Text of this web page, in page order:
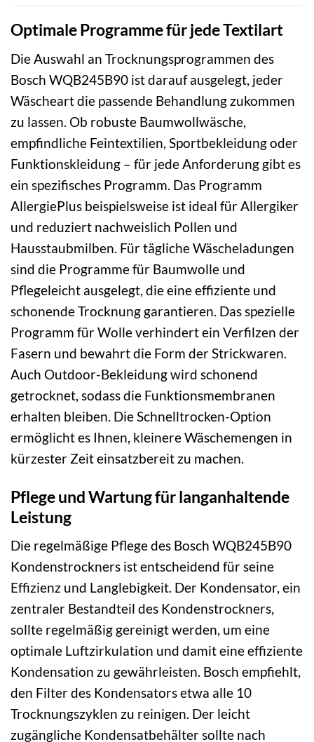
Optimale Programme für jede Textilart
Die Auswahl an Trocknungsprogrammen des
Bosch WQB245B90 ist darauf ausgelegt, jeder
Wäscheart die passende Behandlung zukommen
zu lassen. Ob robuste Baumwollwäsche,
empfindliche Feintextilien, Sportbekleidung oder
Funktionskleidung – für jede Anforderung gibt es
ein spezifisches Programm. Das Programm
AllergiePlus beispielsweise ist ideal für Allergiker
und reduziert nachweislich Pollen und
Hausstaubmilben. Für tägliche Wäscheladungen
sind die Programme für Baumwolle und
Pflegeleicht ausgelegt, die eine effiziente und
schonende Trocknung garantieren. Das spezielle
Programm für Wolle verhindert ein Verfilzen der
Fasern und bewahrt die Form der Strickwaren.
Auch Outdoor-Bekleidung wird schonend
getrocknet, sodass die Funktionsmembranen
erhalten bleiben. Die Schnelltrocken-Option
ermöglicht es Ihnen, kleinere Wäschemengen in
kürzester Zeit einsatzbereit zu machen.
Pflege und Wartung für langanhaltende
Leistung
Die regelmäßige Pflege des Bosch WQB245B90
Kondenstrockners ist entscheidend für seine
Effizienz und Langlebigkeit. Der Kondensator, ein
zentraler Bestandteil des Kondenstrockners,
sollte regelmäßig gereinigt werden, um eine
optimale Luftzirkulation und damit eine effiziente
Kondensation zu gewährleisten. Bosch empfiehlt,
den Filter des Kondensators etwa alle 10
Trocknungszyklen zu reinigen. Der leicht
zugängliche Kondensatbehälter sollte nach